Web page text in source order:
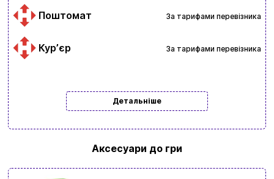
Поштомат За тарифами перевізника
Курʼєр За тарифами перевізника
Детальніше
Аксесуари до гри